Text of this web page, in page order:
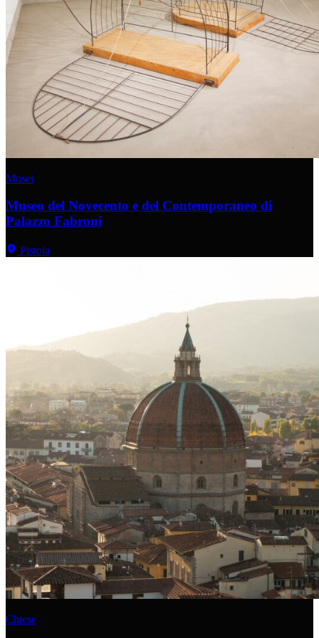
Musei
Museo del Novecento e del Contemporaneo di
Palazzo Fabroni
Pistoia
Chiese